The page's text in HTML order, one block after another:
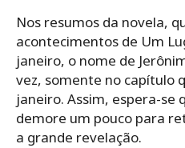
Nos resumos da novela,
acontecimentos de Um
janeiro, o nome de
vez, somente no capítulo
janeiro. Assim, espera-se
demore um pouco para
a grande revelação.